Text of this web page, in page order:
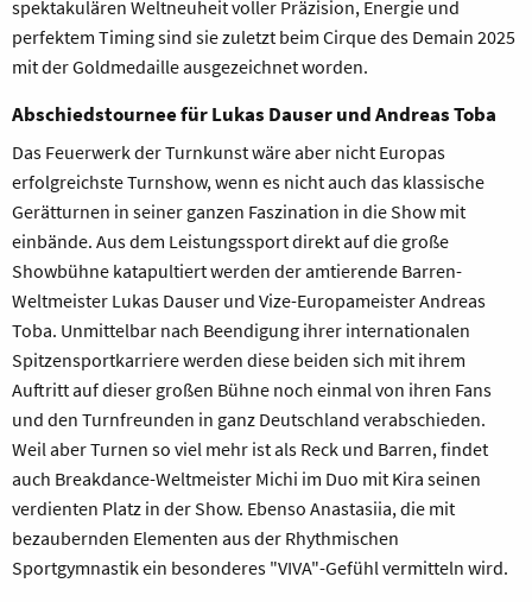
spektakulären Weltneuheit voller Präzision, Energie und
perfektem Timing sind sie zuletzt beim Cirque des Demain 2025
mit der Goldmedaille ausgezeichnet worden.
Abschiedstournee für Lukas Dauser und Andreas Toba
Das Feuerwerk der Turnkunst wäre aber nicht Europas
erfolgreichste Turnshow, wenn es nicht auch das klassische
Gerätturnen in seiner ganzen Faszination in die Show mit
einbände. Aus dem Leistungssport direkt auf die große
Showbühne katapultiert werden der amtierende Barren-
Weltmeister Lukas Dauser und Vize-Europameister Andreas
Toba. Unmittelbar nach Beendigung ihrer internationalen
Spitzensportkarriere werden diese beiden sich mit ihrem
Auftritt auf dieser großen Bühne noch einmal von ihren Fans
und den Turnfreunden in ganz Deutschland verabschieden.
Weil aber Turnen so viel mehr ist als Reck und Barren, findet
auch Breakdance-Weltmeister Michi im Duo mit Kira seinen
verdienten Platz in der Show. Ebenso Anastasiia, die mit
bezaubernden Elementen aus der Rhythmischen
Sportgymnastik ein besonderes "VIVA"-Gefühl vermitteln wird.